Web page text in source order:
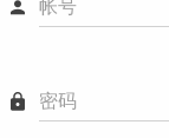
帐号
密码